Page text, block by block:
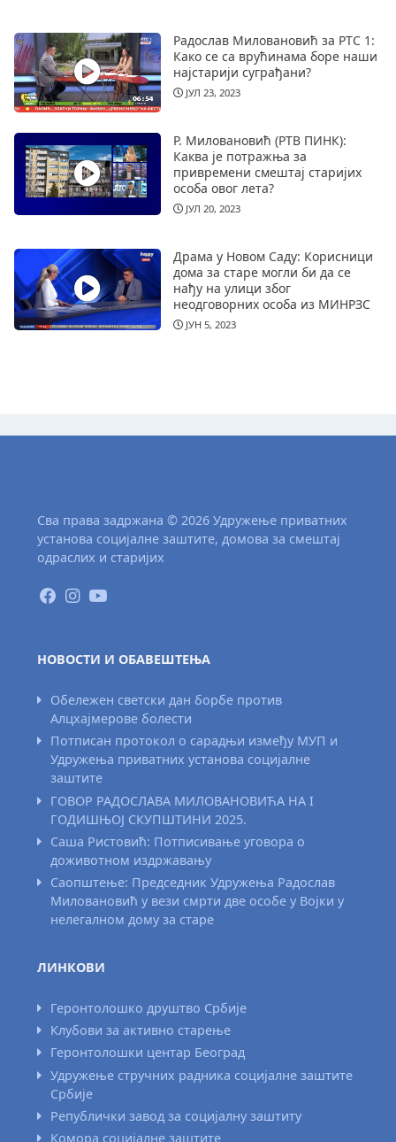
Радослав Миловановић за РТС 1:
Како се са врућинама боре наши
најстарији суграђани?
ЈУЛ 23, 2023
Р. Миловановић (РТВ ПИНК):
Каква је потражња за
привремени смештај старијих
особа овог лета?
ЈУЛ 20, 2023
Драма у Новом Саду: Корисници
дома за старе могли би да се
нађу на улици због
неодговорних особа из МИНРЗС
ЈУН 5, 2023
Сва права задржана © 2026 Удружење приватних
установа социјалне заштите, домова за смештај
одраслих и старијих
НОВОСТИ И ОБАВЕШТЕЊА
Обележен светски дан борбе против
Алцхајмерове болести
Потписан протокол о сарадњи између МУП и
Удружења приватних установа социјалне
заштите
ГОВОР РАДОСЛАВА МИЛОВАНОВИЋА НА I
ГОДИШЊОЈ СКУПШТИНИ 2025.
Саша Ристовић: Потписивање уговора о
доживотном издржавању
Саопштење: Председник Удружења Радослав
Миловановић у вези смрти две особе у Војки у
нелегалном дому за старе
ЛИНКОВИ
Геронтолошко друштво Србије
Клубови за активно старење
Геронтолошки центар Београд
Удружење стручних радника социјалне заштите
Србије
Републички завод за социјалну заштиту
Комора социјалне заштите